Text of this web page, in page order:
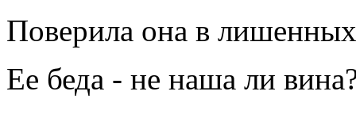
Поверила она в
Ее беда - не наша ли